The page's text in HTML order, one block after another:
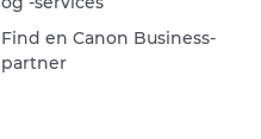
Find en Canon Business-
partner